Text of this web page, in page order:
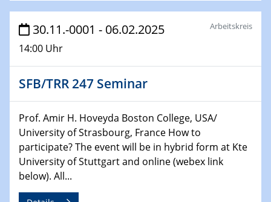
expression
GDCh Kolloquium
The Cation Shuffle
30.01.2025
WIN & CENIDE Seminar Series on 2D-
MATURE
30.01.2025
Talk Prof. Erwin Reisner
30.11.-0001 - 06.02.2025
14:00 Uhr
Arbeitskreis
SFB/TRR 247 Seminar
Prof. Amir H. Hoveyda Boston College, USA/
University of Strasbourg, France How to
participate? The event will be in hybrid form at Kte
University of Stuttgart and online (webex link
below). All...